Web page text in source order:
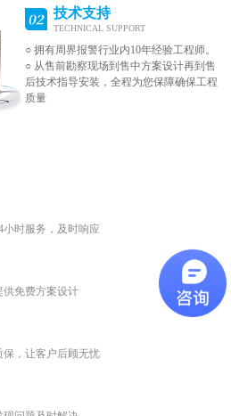
技术支持
TECHNICAL SUPPORT
○ 拥有周界报警行业内10年经验工程师。
○ 从售前勘察现场到售中方案设计再到售
后技术指导安装，全程为您保障确保工程
质量
时服务，及时响应
供免费方案设计
，让客户后顾无忧